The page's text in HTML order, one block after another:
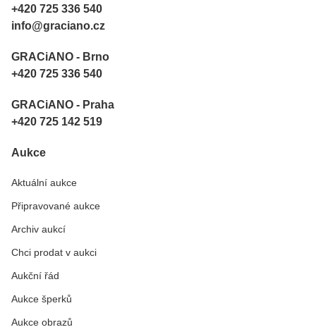
+420 725 336 540
info@graciano.cz
GRACiANO - Brno
+420 725 336 540
GRACiANO - Praha
+420 725 142 519
Aukce
Aktuální aukce
Připravované aukce
Archiv aukcí
Chci prodat v aukci
Aukční řád
Aukce šperků
Aukce obrazů